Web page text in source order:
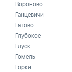
Вороново
Ганцевичи
Гатово
Глубокое
Глуск
Гомель
Горки